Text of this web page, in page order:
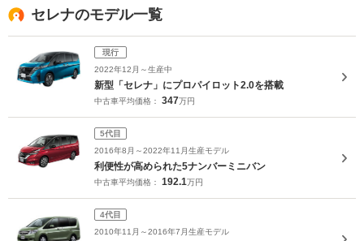
セレナのモデル一覧
現行
2022年12月～生産中
新型「セレナ」にプロパイロット2.0を搭載
中古車平均価格： 347万円
5代目
2016年8月～2022年11月生産モデル
利便性が高められた5ナンバーミニバン
中古車平均価格： 192.1万円
4代目
2010年11月～2016年7月生産モデル